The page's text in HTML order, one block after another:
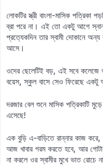
লোকটির স্ত্রী বাংলা-মাসিক পত্রিকা
ব্রা পরে না। এই তো একটু আগে
প্রত্যেকদিন তার স্বামী দোকানে অন্য
আসে।
ওদের ছেলেটিই বড়, এই সবে
বয়েস, স্কুল বাসে সেও ফিরেছে একটু
দরজার বেল শুনে মাসিক পত্রিকাটি
এসেছে!
এক বুড়ি এ-বাড়িতে রান্নার কাজ
আজ খাবার গরম করতে হবে, আর
না করলে ওর স্বামীর মুখে ভাত রোচে